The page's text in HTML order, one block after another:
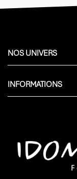
NOS UNIVERS
INFORMATIONS